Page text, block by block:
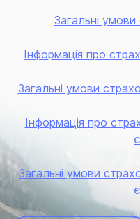
Загальні
Інформація про
Загальні умови
Інформація про
Загальні умови